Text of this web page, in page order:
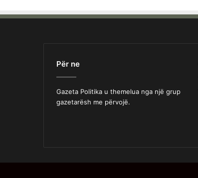
Për ne
Gazeta Politika u themelua nga një grup
gazetarësh me përvojë.